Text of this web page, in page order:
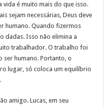
vida é muito mais do que isso.
sejam necessárias, Deus deve
humano. Quando fizermos
dadas. Isso não elimina a
trabalhador. O trabalho foi
ser humano. Portanto, o
lugar, só coloca um equilíbrio
amigo. Lucas, em seu